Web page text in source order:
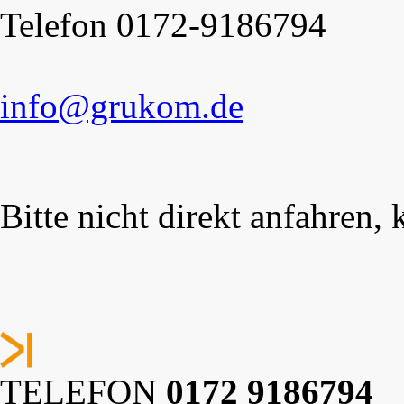
Telefon 0172-9186794
info@grukom.de
Bitte nicht direkt anfahren,
TELEFON 0172 9186794